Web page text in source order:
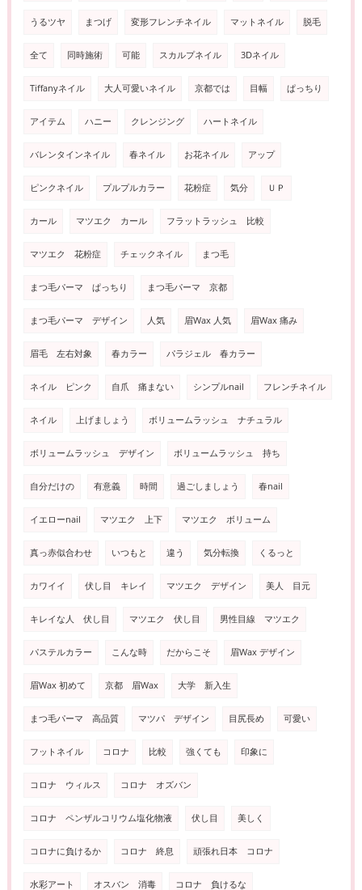
うるツヤ まつげ 変形フレンチネイル マットネイル 脱毛
全て 同時施術 可能 スカルプネイル 3Dネイル
Tiffanyネイル 大人可愛いネイル 京都では 目幅 ぱっちり
アイテム ハニー クレンジング ハートネイル
バレンタインネイル 春ネイル お花ネイル アップ
ピンクネイル プルプルカラー 花粉症 気分 ＵＰ
カール マツエク カール フラットラッシュ 比較
マツエク 花粉症 チェックネイル まつ毛
まつ毛パーマ ぱっちり まつ毛パーマ 京都
まつ毛パーマ デザイン 人気 眉Wax 人気 眉Wax 痛み
眉毛 左右対象 春カラー パラジェル 春カラー
ネイル ピンク 自爪 痛まない シンプルnail フレンチネイル
ネイル 上げましょう ボリュームラッシュ ナチュラル
ボリュームラッシュ デザイン ボリュームラッシュ 持ち
自分だけの 有意義 時間 過ごしましょう 春nail
イエローnail マツエク 上下 マツエク ボリューム
真っ赤似合わせ いつもと 違う 気分転換 くるっと
カワイイ 伏し目 キレイ マツエク デザイン 美人 目元
キレイな人 伏し目 マツエク 伏し目 男性目線 マツエク
パステルカラー こんな時 だからこそ 眉Wax デザイン
眉Wax 初めて 京都 眉Wax 大学 新入生
まつ毛パーマ 高品質 マツパ デザイン 目尻長め 可愛い
フットネイル コロナ 比較 強くても 印象に
コロナ ウィルス コロナ オズバン
コロナ ペンザルコリウム塩化物液 伏し目 美しく
コロナに負けるか コロナ 終息 頑張れ日本 コロナ
水彩アート オスバン 消毒 コロナ 負けるな